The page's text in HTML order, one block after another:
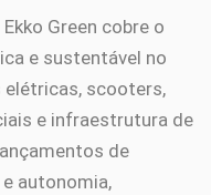
Green cobre o
e sustentável no
scooters,
e infraestrutura de
de
autonomia,